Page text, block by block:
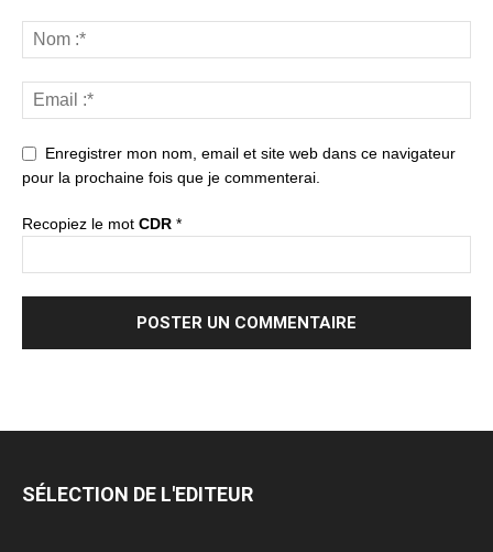
Enregistrer mon nom, email et site web dans ce navigateur
pour la prochaine fois que je commenterai.
Recopiez le mot CDR *
SÉLECTION DE L'EDITEUR